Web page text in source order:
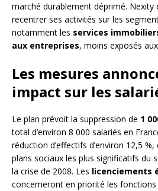
marché durablement déprimé. Nexity
recentrer ses activités sur les
notamment les services
aux entreprises, moins exposés
Les mesures
impact sur les
Le plan prévoit la suppression de 1
total d’environ 8 000 salariés en
réduction d’effectifs d’environ 12,5 %,
plans sociaux les plus significatifs du
la crise de 2008. Les licenciements
concerneront en priorité les